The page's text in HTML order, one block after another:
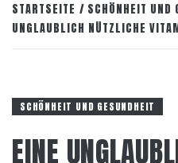
STARTSEITE SCHÖNHEIT UND
UNGLAUBLICH NÜTZLICHE
SCHÖNHEIT UND GESUNDHEIT
EINE